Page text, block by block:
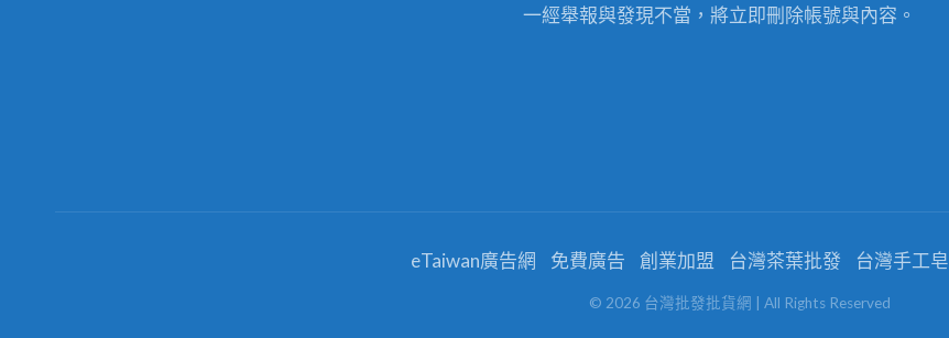
一經舉報與發現不當，將立即刪除帳號與內容。
eTaiwan廣告網 免費廣告 創業加盟 台灣茶葉批發 台灣手工皂
© 2026 台灣批發批貨網 | All Rights Reserved